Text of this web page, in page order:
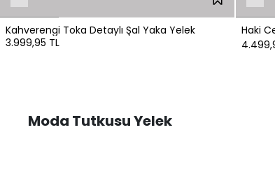
Kahverengi Toka Detaylı Şal Yaka Yelek
3.999,95 TL
Haki
Moda Tutkusu Yelek